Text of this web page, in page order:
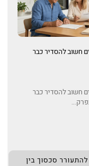
חשוב להסדיר כבר
חשוב להסדיר כבר
סכסוך בין